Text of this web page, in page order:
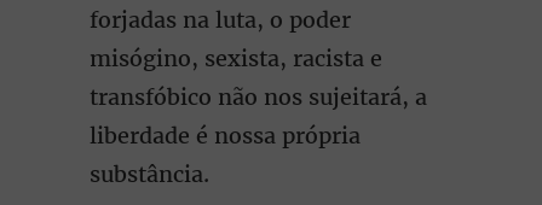
forjadas na luta, o poder
misógino, sexista, racista e
transfóbico não nos sujeitará, a
liberdade é nossa própria
substância.